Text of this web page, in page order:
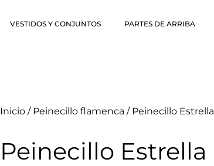
VESTIDOS Y CONJUNTOS PARTES DE ARRIBA
Inicio / Peinecillo flamenca / Peinecillo Estrella
Peinecillo Estrella